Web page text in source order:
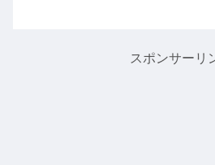
スポンサーリ